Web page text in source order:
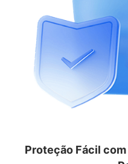
Criptografia